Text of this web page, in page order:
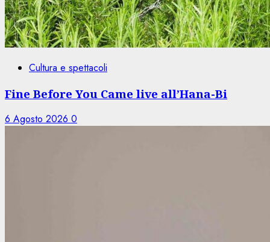
Cultura e spettacoli
Fine Before You Came live all’Hana-Bi
6 Agosto 2026 0